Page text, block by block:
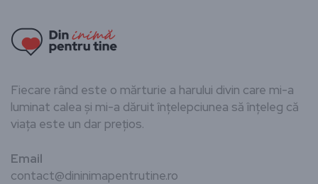
Fiecare rând este o mărturie a harului divin care mi-a
luminat calea și mi-a dăruit înțelepciunea să înțeleg că
viața este un dar prețios.
Email
contact@dininimapentrutine.ro